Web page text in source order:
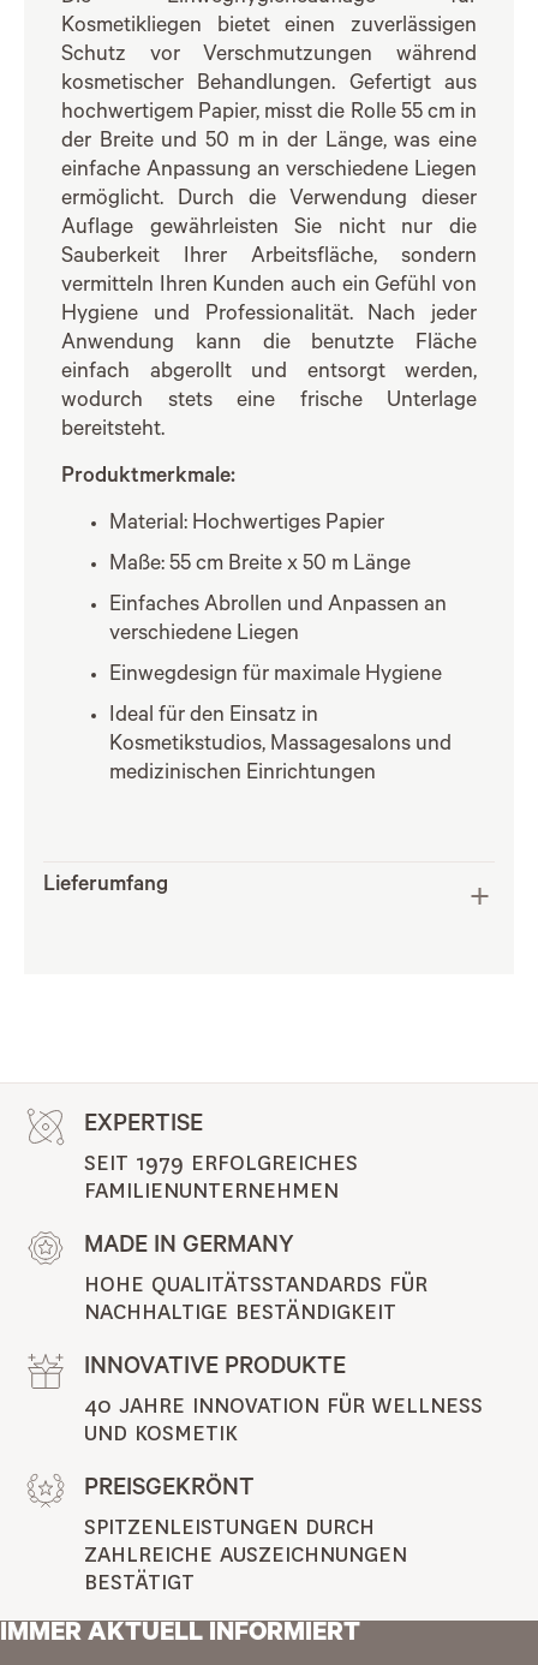
Kosmetikliegen bietet einen zuverlässigen
Schutz vor Verschmutzungen während
kosmetischer Behandlungen. Gefertigt aus
hochwertigem Papier, misst die Rolle 55 cm in
der Breite und 50 m in der Länge, was eine
einfache Anpassung an verschiedene Liegen
ermöglicht. Durch die Verwendung dieser
Auflage gewährleisten Sie nicht nur die
Sauberkeit Ihrer Arbeitsfläche, sondern
vermitteln Ihren Kunden auch ein Gefühl von
Hygiene und Professionalität. Nach jeder
Anwendung kann die benutzte Fläche
einfach abgerollt und entsorgt werden,
wodurch stets eine frische Unterlage
bereitsteht.
Produktmerkmale:
Material: Hochwertiges Papier
Maße: 55 cm Breite x 50 m Länge
Einfaches Abrollen und Anpassen an
verschiedene Liegen
Einwegdesign für maximale Hygiene
Ideal für den Einsatz in
Kosmetikstudios, Massagesalons und
medizinischen Einrichtungen
Lieferumfang
EXPERTISE
SEIT 1979 ERFOLGREICHES
FAMILIENUNTERNEHMEN
MADE IN GERMANY
HOHE QUALITÄTSSTANDARDS FÜR
NACHHALTIGE BESTÄNDIGKEIT
INNOVATIVE PRODUKTE
40 JAHRE INNOVATION FÜR WELLNESS
UND KOSMETIK
PREISGEKRÖNT
SPITZENLEISTUNGEN DURCH
ZAHLREICHE AUSZEICHNUNGEN
BESTÄTIGT
IMMER AKTUELL INFORMIERT